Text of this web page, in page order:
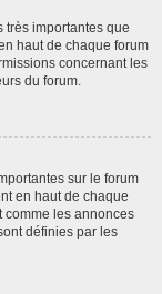
très importantes que
haut de chaque forum
concernant les
du forum.
sur le forum
en haut de chaque
comme les annonces
définies par les